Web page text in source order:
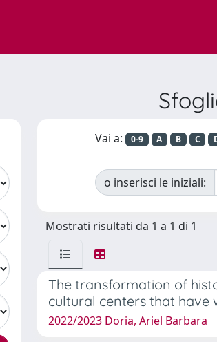
Vai a: 0-9 A B C
o inserisci le iniziali:
Mostrati risultati da 1 a 1 di 1
The transformation of
cultural centers that have
2022/2023 Doria, Ariel Barbara